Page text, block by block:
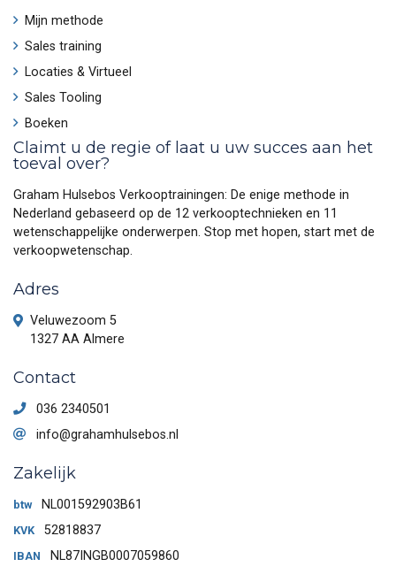
Mijn methode
Sales training
Locaties & Virtueel
Sales Tooling
Boeken
Claimt u de regie of laat u uw succes aan het
toeval over?
Graham Hulsebos Verkooptrainingen: De enige methode in
Nederland gebaseerd op de 12 verkooptechnieken en 11
wetenschappelijke onderwerpen. Stop met hopen, start met de
verkoopwetenschap.
Adres
Veluwezoom 5
1327 AA Almere
Contact
036 2340501
info@grahamhulsebos.nl
Zakelijk
btw NL001592903B61
KVK 52818837
IBAN NL87INGB0007059860